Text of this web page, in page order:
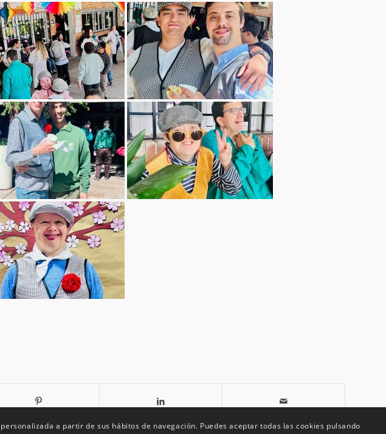
a partir de sus hábitos de navegación. Puedes aceptar todas las cookies pulsando